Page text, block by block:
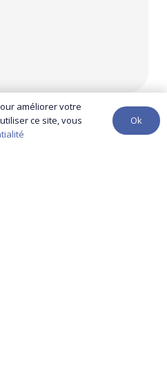
améliorer votre
ce site, vous
Ok